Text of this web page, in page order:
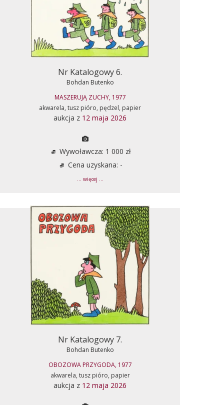
Nr Katalogowy 6.
Bohdan Butenko
MASZERUJĄ ZUCHY, 1977
akwarela, tusz pióro, pędzel, papier
aukcja z 12 maja 2026
Wywoławcza: 1 000 zł
Cena uzyskana: -
... więcej ...
Nr Katalogowy 7.
Bohdan Butenko
OBOZOWA PRZYGODA, 1977
akwarela, tusz pióro, papier
aukcja z 12 maja 2026